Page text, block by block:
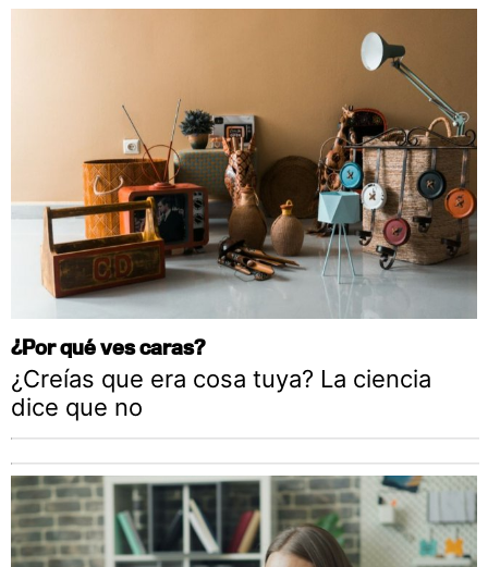
¿Por qué ves caras?
¿Creías que era cosa tuya? La ciencia
dice que no